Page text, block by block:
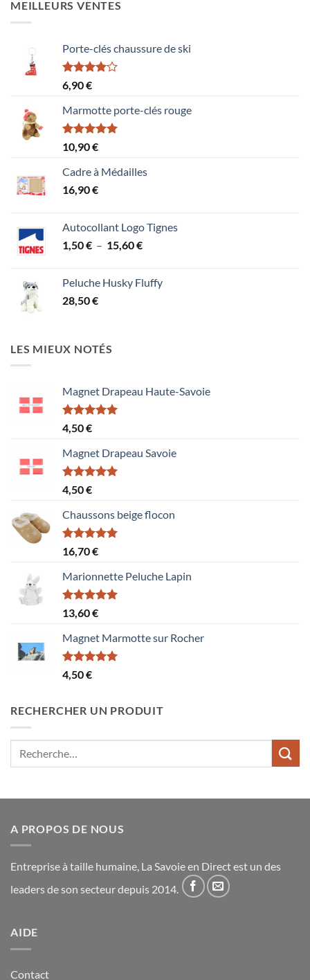
MEILLEURS VENTES
Porte-clés chaussure de ski
Note
4.00
5
6,90€
Marmotte porte-clés rouge
Note5.00
sur 5
10,90€
Cadre à Médailles
16,90€
Autocollant Logo Tignes
1,50€ – 15,60€Plage
1,50 €
Peluche Husky Fluffy
28,50€
LES MIEUX NOTÉS
Magnet Drapeau Haute-Savoie
Note5.00
sur 5
4,50€
Magnet Drapeau Savoie
Note5.00
sur 5
4,50€
Chaussons beige flocon
Note5.00
sur 5
16,70€
Marionnette Peluche Lapin
Note5.00
sur 5
13,60€
Magnet Marmotte sur Rocher
Note5.00
sur 5
4,50€
RECHERCHER UN PRODUIT
A PROPOS DE NOUS
Entreprise à taille humaine, La Savoie en Direct est un des
leaders de son secteur depuis 2014.
AIDE
Contact